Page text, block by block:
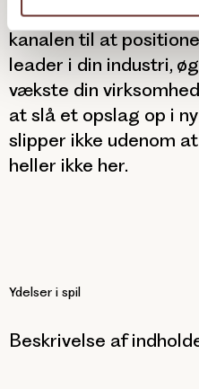
Instagram. I hvert
kanalen til at
leader i din industri,
vækste din
at slå et opslag op i
slipper ikke udenom
heller ikke her.
Ydelser i spil
Beskrivelse af